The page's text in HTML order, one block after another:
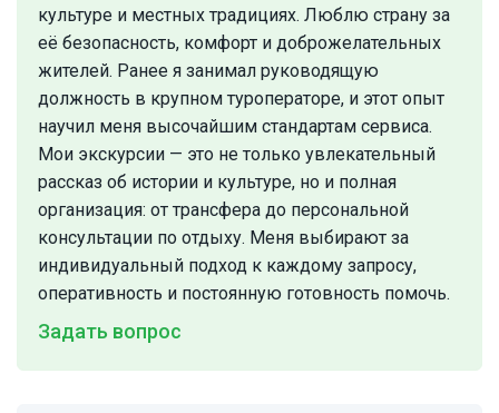
культуре и местных традициях. Люблю страну за
её безопасность, комфорт и доброжелательных
жителей. Ранее я занимал руководящую
должность в крупном туроператоре, и этот опыт
научил меня высочайшим стандартам сервиса.
Мои экскурсии — это не только увлекательный
рассказ об истории и культуре, но и полная
организация: от трансфера до персональной
консультации по отдыху. Меня выбирают за
индивидуальный подход к каждому запросу,
оперативность и постоянную готовность помочь.
Задать вопрос